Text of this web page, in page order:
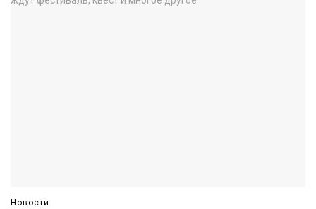
Новости